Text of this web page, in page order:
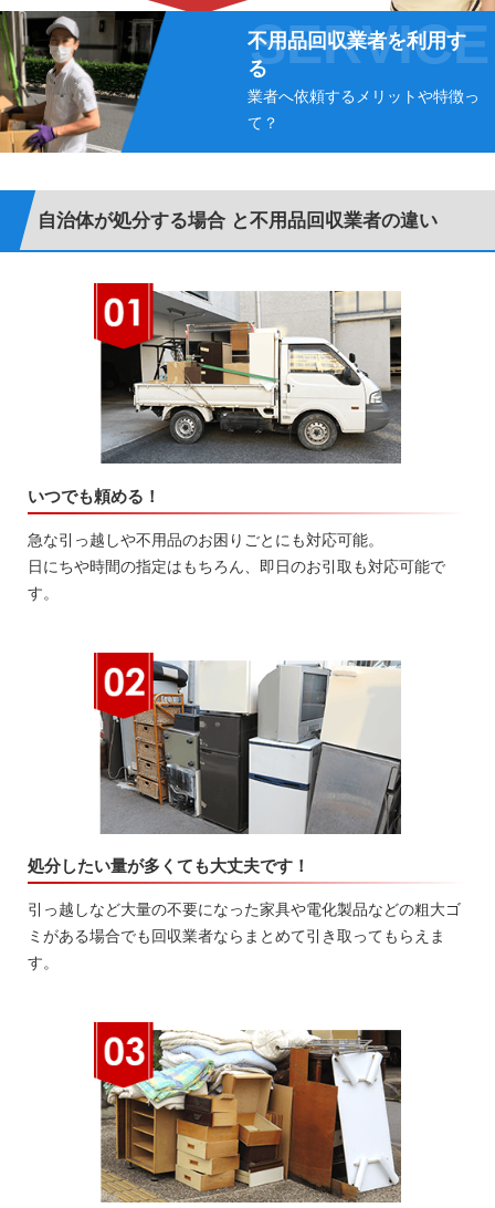
不用品回収業者を利用す
る
業者へ依頼するメリットや特徴っ
て？
自治体が処分する場合 と不用品回収業者の違い
いつでも頼める！
急な引っ越しや不用品のお困りごとにも対応可能。
日にちや時間の指定はもちろん、即日のお引取も対応可能で
す。
処分したい量が多くても大丈夫です！
引っ越しなど大量の不要になった家具や電化製品などの粗大ゴ
ミがある場合でも回収業者ならまとめて引き取ってもらえま
す。